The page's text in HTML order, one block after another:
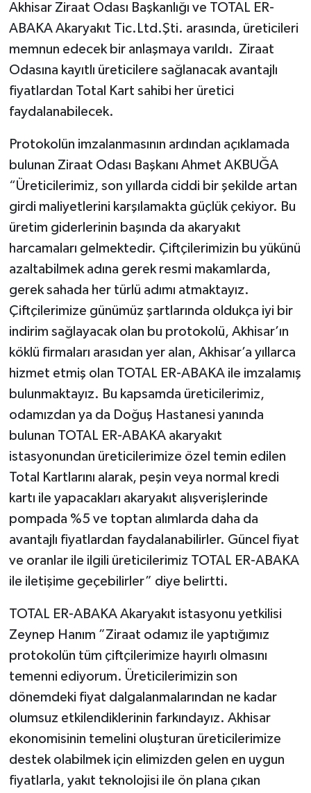
Akhisar Ziraat Odası Başkanlığı ve TOTAL ER-
ABAKA Akaryakıt Tic.Ltd.Şti. arasında, üreticileri
memnun edecek bir anlaşmaya varıldı. Ziraat
Odasına kayıtlı üreticilere sağlanacak avantajlı
fiyatlardan Total Kart sahibi her üretici
faydalanabilecek.
Protokolün imzalanmasının ardından açıklamada
bulunan Ziraat Odası Başkanı Ahmet AKBUĞA
“Üreticilerimiz, son yıllarda ciddi bir şekilde artan
girdi maliyetlerini karşılamakta güçlük çekiyor. Bu
üretim giderlerinin başında da akaryakıt
harcamaları gelmektedir. Çiftçilerimizin bu yükünü
azaltabilmek adına gerek resmi makamlarda,
gerek sahada her türlü adımı atmaktayız.
Çiftçilerimize günümüz şartlarında oldukça iyi bir
indirim sağlayacak olan bu protokolü, Akhisar’ın
köklü firmaları arasıdan yer alan, Akhisar’a yıllarca
hizmet etmiş olan TOTAL ER-ABAKA ile imzalamış
bulunmaktayız. Bu kapsamda üreticilerimiz,
odamızdan ya da Doğuş Hastanesi yanında
bulunan TOTAL ER-ABAKA akaryakıt
istasyonundan üreticilerimize özel temin edilen
Total Kartlarını alarak, peşin veya normal kredi
kartı ile yapacakları akaryakıt alışverişlerinde
pompada %5 ve toptan alımlarda daha da
avantajlı fiyatlardan faydalanabilirler. Güncel fiyat
ve oranlar ile ilgili üreticilerimiz TOTAL ER-ABAKA
ile iletişime geçebilirler” diye belirtti.
TOTAL ER-ABAKA Akaryakıt istasyonu yetkilisi
Zeynep Hanım ”Ziraat odamız ile yaptığımız
protokolün tüm çiftçilerimize hayırlı olmasını
temenni ediyorum. Üreticilerimizin son
dönemdeki fiyat dalgalanmalarından ne kadar
olumsuz etkilendiklerinin farkındayız. Akhisar
ekonomisinin temelini oluşturan üreticilerimize
destek olabilmek için elimizden gelen en uygun
fiyatlarla, yakıt teknolojisi ile ön plana çıkan
Akhisar Emlak
Ülke